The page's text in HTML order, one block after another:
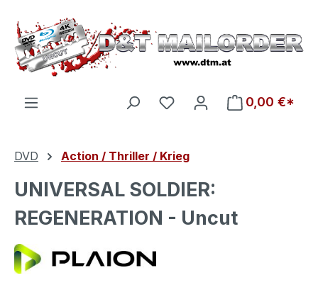
Zum Hauptinhalt springen
Du hast 0 Produkte auf
0,00 €*
DVD Action / Thriller / Krieg
UNIVERSAL SOLDIER:
REGENERATION - Uncut